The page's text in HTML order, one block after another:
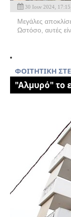
30 Ιουν 2024, 17:15
Μεγάλες
Ωστόσο, αυτές
ΦΟΙΤΗΤΙΚΗ
"Αλμυρό" το